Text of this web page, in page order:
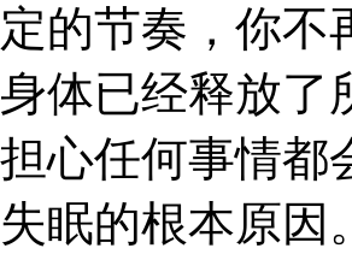
的节奏，你
体已经释放了
心任何事情
眠的根本原